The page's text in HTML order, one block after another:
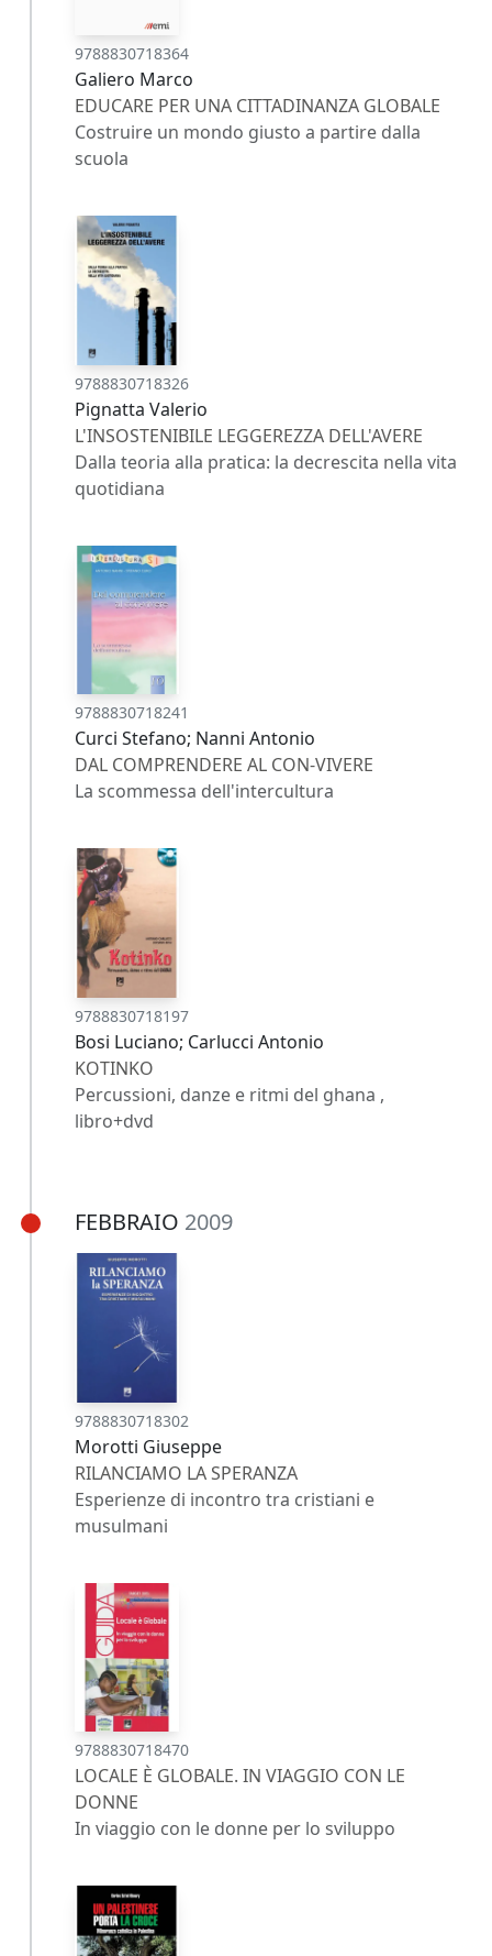
9788830718364
Galiero Marco
EDUCARE PER UNA CITTADINANZA GLOBALE
Costruire un mondo giusto a partire dalla
scuola
9788830718326
Pignatta Valerio
L'INSOSTENIBILE LEGGEREZZA DELL'AVERE
Dalla teoria alla pratica: la decrescita nella vita
quotidiana
9788830718241
Curci Stefano; Nanni Antonio
DAL COMPRENDERE AL CON-VIVERE
La scommessa dell'intercultura
9788830718197
Bosi Luciano; Carlucci Antonio
KOTINKO
Percussioni, danze e ritmi del ghana ,
libro+dvd
FEBBRAIO 2009
9788830718302
Morotti Giuseppe
RILANCIAMO LA SPERANZA
Esperienze di incontro tra cristiani e
musulmani
9788830718470
LOCALE È GLOBALE. IN VIAGGIO CON LE
DONNE
In viaggio con le donne per lo sviluppo